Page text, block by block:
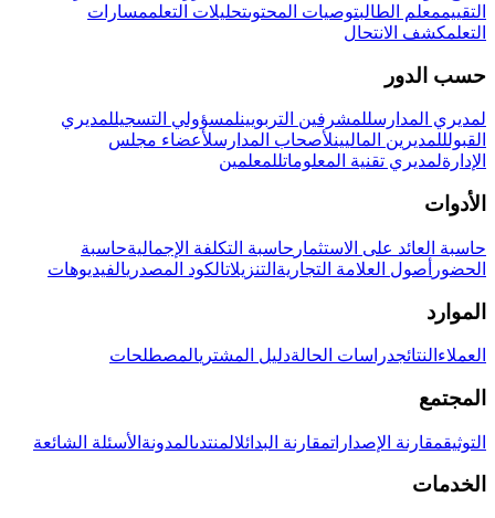
التقييممعلم الطالبتوصيات المحتوىتحليلات التعلممسارات
التعلمكشف الانتحال
حسب الدور
لمديري المدارسللمشرفين التربويينلمسؤولي التسجيللمديري
القبولللمديرين الماليينلأصحاب المدارسلأعضاء مجلس
الإدارةلمديري تقنية المعلوماتللمعلمين
الأدوات
حاسبة العائد على الاستثمار حاسبة التكلفة الإجماليةحاسبة
الحضور أصول العلامة التجارية التنزيلاتالكود المصدريالفيديوهات
الموارد
العملاء النتائجدراسات الحالةدليل المشتريالمصطلحات
المجتمع
التوثيقمقارنة الإصداراتمقارنة البدائلالمنتدىالمدونة الأسئلة الشائعة
الخدمات